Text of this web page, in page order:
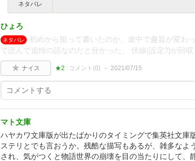
ネタバレ
ひょろ
ネタバレ
初めから狙って書いたのか、途中で趣旨が変わ
で読んで追悼の話なのだと分かった。 伏線(設定?)が回収
ナイス ★2 コメント(0) 2021/07/15
マト文庫
ハヤカワ文庫版が出たばかりのタイミングで集英社文庫
ステリとでも言おうか。残酷な描写もあるが、雑多なよ
され、気がつくと物語世界の崩壊を目の当たりにして、